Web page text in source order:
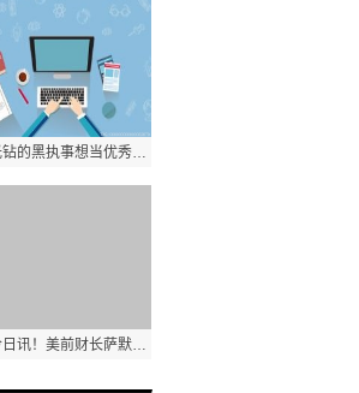
里见光钻的黑执事想当优秀素质的训练员（25）
全球今日讯！美前财长萨默斯：敦促政府专注于增强长期财政状况